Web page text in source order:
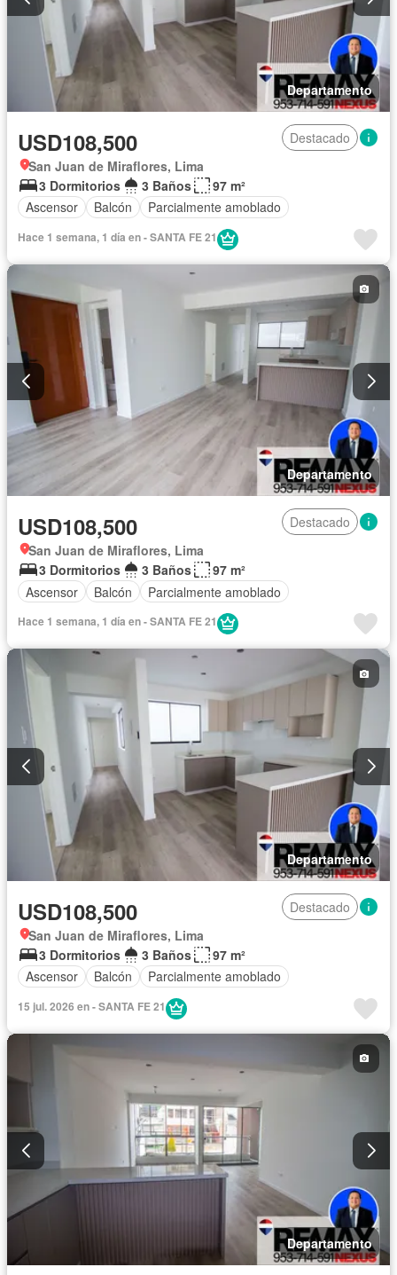
Departamento
USD108,500
Destacado
San Juan de Miraflores, Lima
3 Dormitorios
3 Baños
97 m²
Ascensor
Balcón Parcialmente amoblado
Hace 1 semana, 1 día en - SANTA FE 21
Departamento
USD108,500
Destacado
San Juan de Miraflores, Lima
3 Dormitorios
3 Baños
97 m²
Ascensor
Balcón Parcialmente amoblado
Hace 1 semana, 1 día en - SANTA FE 21
Departamento
USD108,500
Destacado
San Juan de Miraflores, Lima
3 Dormitorios
3 Baños
97 m²
Ascensor
Balcón Parcialmente amoblado
15 jul. 2026 en - SANTA FE 21
Departamento